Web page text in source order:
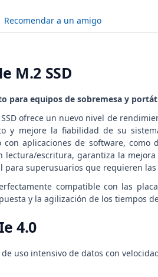
Recomendar a un amigo
M.2 SSD
para equipos de sobremesa y
SSD ofrece un nuevo nivel de
y mejore la fiabilidad de su
aplicaciones de software, como
lectura/escritura, garantiza la
superusuarios que requieren
compatible con las
y la agilización de los tiempos
4.0
uso intensivo de datos con